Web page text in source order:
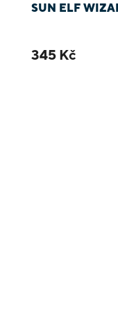
SUN ELF
345 Kč